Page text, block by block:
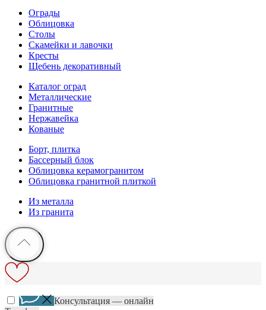
Ограды
Облицовка
Столы
Скамейки и лавочки
Кресты
Щебень декоративный
Каталог оград
Металлические
Гранитные
Нержавейка
Кованые
Борт, плитка
Бассерный блок
Облицовка керамогранитом
Облицовка гранитной плиткой
Из металла
Из гранита
Консультация — онлайн